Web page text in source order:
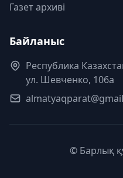
Газет архиві
Байланыс
Республика
ул. Шевченко, 106а
© Барлық